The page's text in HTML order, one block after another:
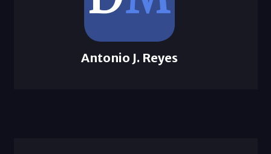
Antonio J. Reyes